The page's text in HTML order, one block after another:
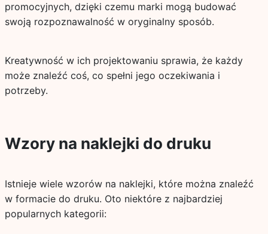
promocyjnych, dzięki czemu marki mogą budować
swoją rozpoznawalność w oryginalny sposób.
Kreatywność w ich projektowaniu sprawia, że każdy
może znaleźć coś, co spełni jego oczekiwania i
potrzeby.
Wzory na naklejki do druku
Istnieje wiele wzorów na naklejki, które można znaleźć
w formacie do druku. Oto niektóre z najbardziej
popularnych kategorii: